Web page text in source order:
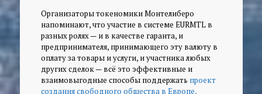
Организаторы токеномики Монтелиберо
напоминают, что участие в системе EURMTL в
разных ролях — и в качестве гаранта, и
предпринимателя, принимающего эту валюту в
оплату за товары и услуги, и участника любых
других сделок — всё это эффективные и
взаимовыгодные способы поддержать проект
создания свободного общества в Европе,